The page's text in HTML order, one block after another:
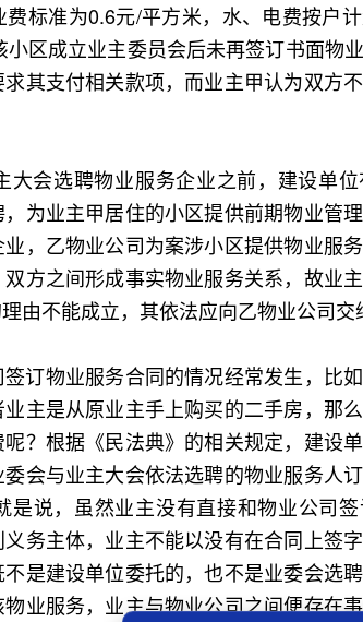
费标准为0.6元/平方米，水、电费按户
区成立业主委员会后未再签订书面物
其支付相关款项，而业主甲认为双方
会选聘物业服务企业之前，建设单位
为业主甲居住的小区提供前期物业管
，乙物业公司为案涉小区提供物业服
方之间形成事实物业服务关系，故业
由不能成立，其依法应向乙物业公司交
物业服务合同的情况经常发生，比
主是从原业主手上购买的二手房，那
？根据《民法典》的相关规定，建设
会与业主大会依法选聘的物业服务人订
是说，虽然业主没有直接和物业公司
务主体，业主不能以没有在合同上签
是建设单位委托的，也不是业委会选
业服务，业主与物业公司之间便存在